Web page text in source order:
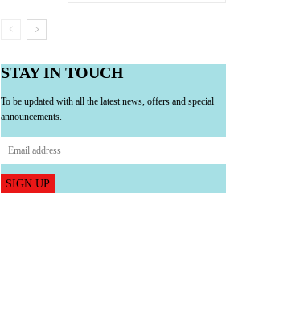
STAY IN TOUCH
To be updated with all the latest news, offers and special
announcements.
SIGN UP